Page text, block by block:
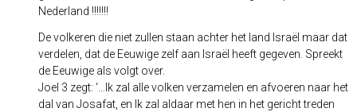
Nederland !!!!!!!
De volkeren die niet zullen staan achter het land Israël maar dat
verdelen, dat de Eeuwige zelf aan Israël heeft gegeven. Spreekt
de Eeuwige als volgt over.
Joel 3 zegt: ‘…Ik zal alle volken verzamelen en afvoeren naar het
dal van Josafat, en Ik zal aldaar met hen in het gericht treden